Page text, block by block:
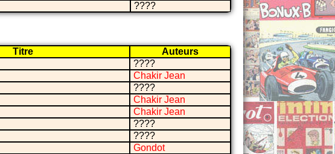
????
Titre
Auteurs
????
Chakir Jean
????
Chakir Jean
Chakir Jean
????
????
Gondot